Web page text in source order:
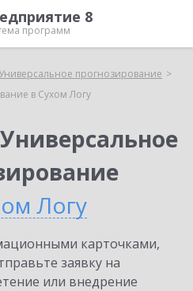
8
программ
прогнозирование
в Сухом Логу
Логу
карточками,
заявку на
или внедрение